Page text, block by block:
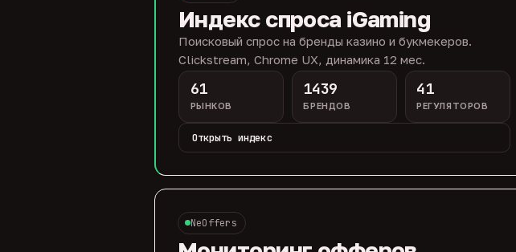
Индекс спроса iGaming
Поисковый спрос на бренды казино и букмекеров.
Clickstream, Chrome UX, динамика 12 мес.
61
РЫНКОВ
1439
БРЕНДОВ
41
РЕГУЛЯТОРОВ
Открыть индекс
NeOffers